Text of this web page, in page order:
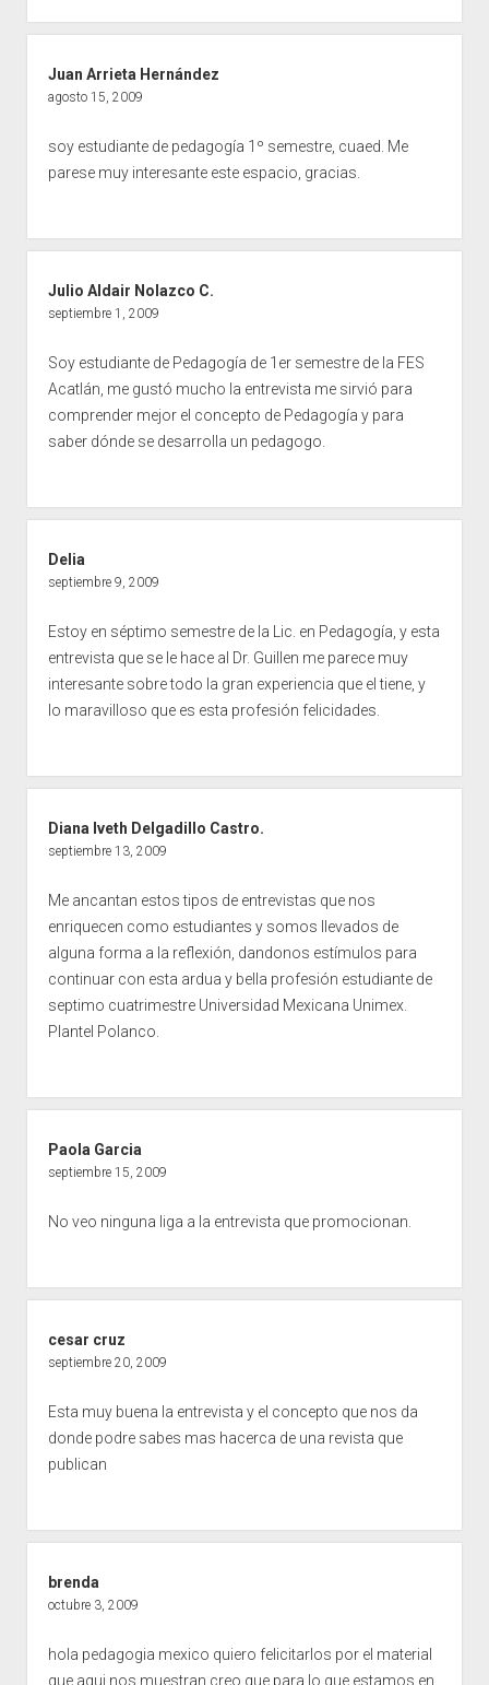
Juan Arrieta Hernández
agosto 15, 2009
soy estudiante de pedagogía 1º semestre, cuaed. Me
parese muy interesante este espacio, gracias.
Julio Aldair Nolazco C.
septiembre 1, 2009
Soy estudiante de Pedagogía de 1er semestre de la FES
Acatlán, me gustó mucho la entrevista me sirvió para
comprender mejor el concepto de Pedagogía y para
saber dónde se desarrolla un pedagogo.
Delia
septiembre 9, 2009
Estoy en séptimo semestre de la Lic. en Pedagogía, y esta
entrevista que se le hace al Dr. Guillen me parece muy
interesante sobre todo la gran experiencia que el tiene, y
lo maravilloso que es esta profesión felicidades.
Diana Iveth Delgadillo Castro.
septiembre 13, 2009
Me ancantan estos tipos de entrevistas que nos
enriquecen como estudiantes y somos llevados de
alguna forma a la reflexión, dandonos estímulos para
continuar con esta ardua y bella profesión estudiante de
septimo cuatrimestre Universidad Mexicana Unimex.
Plantel Polanco.
Paola Garcia
septiembre 15, 2009
No veo ninguna liga a la entrevista que promocionan.
cesar cruz
septiembre 20, 2009
Esta muy buena la entrevista y el concepto que nos da
donde podre sabes mas hacerca de una revista que
publican
brenda
octubre 3, 2009
hola pedagogia mexico quiero felicitarlos por el material
que aqui nos muestran creo que para lo que estamos en